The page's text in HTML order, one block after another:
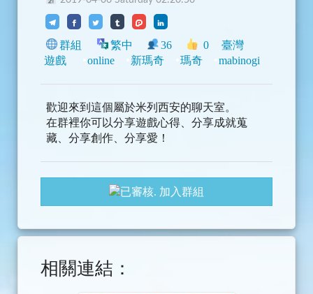
群組 繁中 36 0
臺灣
遊戲
online 新瑪奇 瑪奇 mabinogi
歡迎來到這個屬於米列西安的聊天室。
在群裡你可以分享遊戲心得、分享成就蒐
藏、分享創作、分享愛！
加入群組
相關連結：